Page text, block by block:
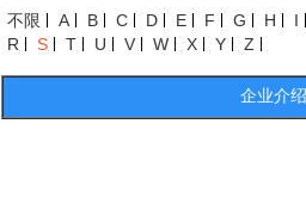
不限
A B C D E F G H
I
R
S T U V W X Y Z
企业介绍